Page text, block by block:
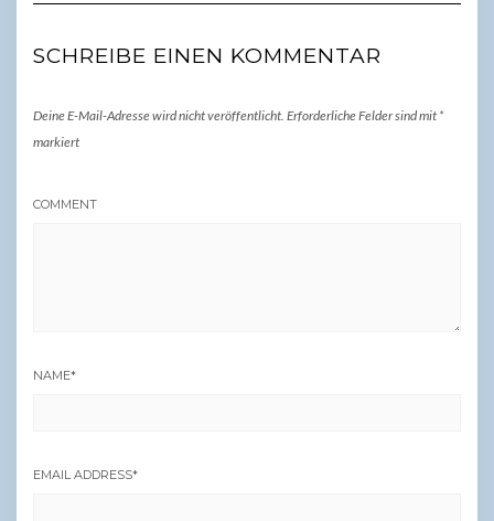
SCHREIBE EINEN KOMMENTAR
Deine E-Mail-Adresse wird nicht veröffentlicht. Erforderliche Felder sind mit *
markiert
COMMENT
NAME*
EMAIL ADDRESS*